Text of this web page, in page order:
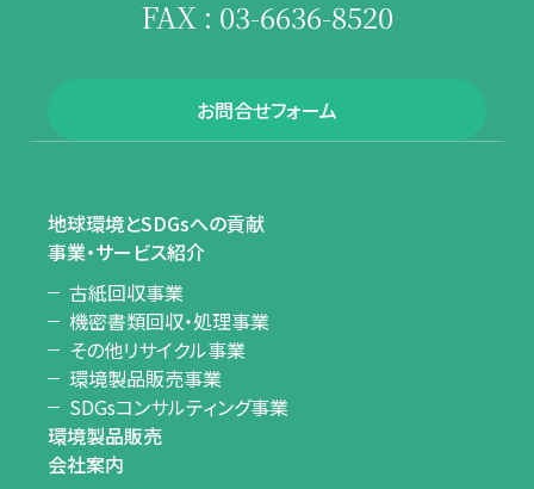
FAX : 03-6636-8520
お問合せフォーム
地球環境とSDGsへの貢献
事業・サービス紹介
古紙回収事業
機密書類回収・処理事業
その他リサイクル事業
環境製品販売事業
SDGsコンサルティング事業
環境製品販売
会社案内